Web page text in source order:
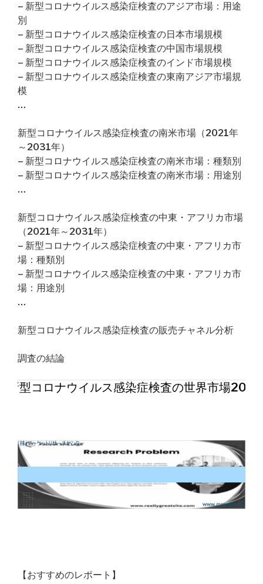
– 新型コロナウイルス感染症検査のアジア市場：用途
別
– 新型コロナウイルス感染症検査の日本市場規模
– 新型コロナウイルス感染症検査の中国市場規模
– 新型コロナウイルス感染症検査のインド市場規模
– 新型コロナウイルス感染症検査の東南アジア市場規
模
…
新型コロナウイルス感染症検査の南米市場（2021年
～2031年）
– 新型コロナウイルス感染症検査の南米市場：種類別
– 新型コロナウイルス感染症検査の南米市場：用途別
…
新型コロナウイルス感染症検査の中東・アフリカ市場
（2021年～2031年）
– 新型コロナウイルス感染症検査の中東・アフリカ市
場：種類別
– 新型コロナウイルス感染症検査の中東・アフリカ市
場：用途別
…
新型コロナウイルス感染症検査の販売チャネル分析
調査の結論
新型コロナウイルス感染症検査の世界市場
【おすすめのレポート】